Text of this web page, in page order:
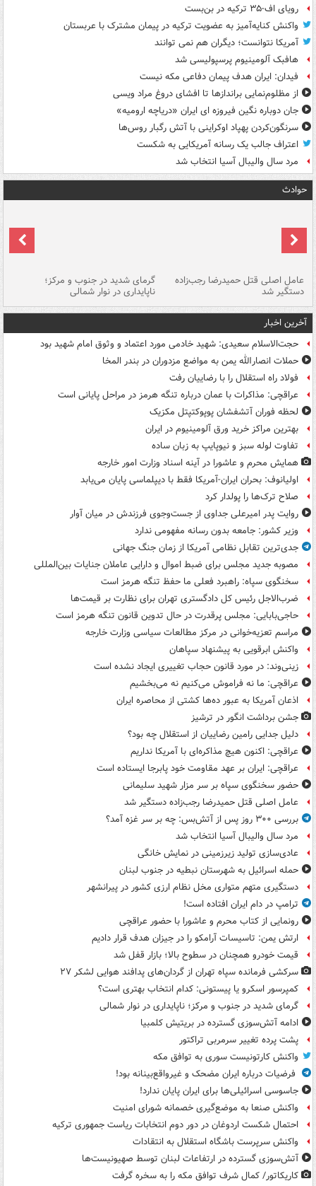
رویای اف-۳۵ ترکیه در بن‌بست
واکنش کنایه‌آمیز به عضویت ترکیه در پیمان مشترک با عربستان
آمریکا نتوانست؛ دیگران هم نمی توانند
هافبک آلومینیوم پرسپولیسی شد
فیدان: ایران هدف پیمان دفاعی مکه نیست
از مظلوم‌نمایی براندازها تا افشای دروغ مراد ویسی
جان دوباره نگین فیروزه ای ایران «دریاچه ارومیه»
سرنگون‌کردن پهپاد اوکراینی با آتش رگبار روس‌ها
اعتراف جالب یک رسانه آمریکایی به شکست
مرد سال والیبال آسیا انتخاب شد
حوادث
عامل اصلی قتل حمیدرضا رجب‌زاده
دستگیر شد
گرمای شدید در جنوب و مرکز؛
ناپایداری در نوار شمالی
آخرین اخبار
حجت‌الاسلام سعیدی: شهید خادمی مورد اعتماد و وثوق امام شهید بود
حملات انصارالله یمن به مواضع مزدوران در بندر المخا
فولاد راه استقلال را با رضاییان رفت
عراقچی: مذاکرات با عمان درباره تنگه هرمز در مراحل پایانی است
لحظه فوران آتشفشان پوپوکتپتل مکزیک
بهترین مراکز خرید ورق آلومینیوم در ایران
تفاوت لوله سبز و نیوپایپ به زبان ساده
همایش محرم و عاشورا در آینه اسناد وزارت امور خارجه
اولیانوف: بحران ایران-آمریکا فقط با دیپلماسی پایان می‌یابد
صلاح ترک‌ها را پولدار کرد
روایت پدر امیرعلی جداوی از جست‌وجوی فرزندش در میان آوار
وزیر کشور: جامعه بدون رسانه مفهومی ندارد
جدی‌ترین تقابل نظامی آمریکا از زمان جنگ جهانی
مصوبه جدید مجلس برای ضبط اموال و دارایی عاملان جنایات بین‌المللی
سخنگوی سپاه: راهبرد فعلی ما حفظ تنگه هرمز است
ضرب‌الاجل رئیس کل دادگستری تهران برای نظارت بر قیمت‌ها
حاجی‌بابایی: مجلس پرقدرت در حال تدوین قانون تنگه هرمز است
مراسم تعزیه‌خوانی در مرکز مطالعات سیاسی وزارت خارجه
واکنش ابرقویی به پیشنهاد سپاهان
زینی‌وند: در مورد قانون حجاب تغییری ایجاد نشده است
عراقچی: ما نه فراموش می‌کنیم نه می‌بخشیم
اذعان آمریکا به عبور ده‌ها کشتی از محاصره ایران
جشن برداشت انگور در ترشیز
دلیل جدایی رامین رضاییان از استقلال چه بود؟
عراقچی: اکنون هیچ مذاکره‌ای با آمریکا نداریم
عراقچی: ایران بر عهد مقاومت خود پابرجا ایستاده است
حضور سخنگوی سپاه بر سر مزار شهید سلیمانی
عامل اصلی قتل حمیدرضا رجب‌زاده دستگیر شد
بررسی ۳۰۰ روز پس از آتش‌بس: چه بر سر غزه آمد؟
مرد سال والیبال آسیا انتخاب شد
عادی‌سازی تولید زیرزمینی در نمایش خانگی
حمله اسرائیل به شهرستان نبطیه در جنوب لبنان
دستگیری متهم متواری مخل نظام ارزی کشور در پیرانشهر
ترامپ در دام ایران افتاده است!
رونمایی از کتاب محرم و عاشورا با حضور عراقچی
ارتش یمن: تاسیسات آرامکو را در جیزان هدف قرار دادیم
قیمت خودرو همچنان در سطوح بالا؛ بازار قفل شد
سرکشی فرمانده سپاه تهران از گردان‌های پدافند هوایی لشکر ۲۷
کمپرسور اسکرو یا پیستونی: کدام انتخاب بهتری است؟
گرمای شدید در جنوب و مرکز؛ ناپایداری در نوار شمالی
ادامه آتش‌سوزی گسترده در بریتیش کلمبیا
پشت پرده تغییر سرمربی تراکتور
واکنش کارتونیست سوری به توافق مکه
فرضیات درباره ایران مضحک و غیرواقع‌بینانه بود!
جاسوسی اسرائیلی‌ها برای ایران پایان ندارد!
واکنش صنعا به موضع‌گیری خصمانه شورای امنیت
احتمال شکست اردوغان در دور دوم انتخابات ریاست جمهوری ترکیه
واکنش سرپرست باشگاه استقلال به انتقادات
آتش‌سوزی گسترده در ارتفاعات لبنان توسط صهیونیست‌ها
کاریکاتور/ کمال شرف توافق مکه را به سخره گرفت